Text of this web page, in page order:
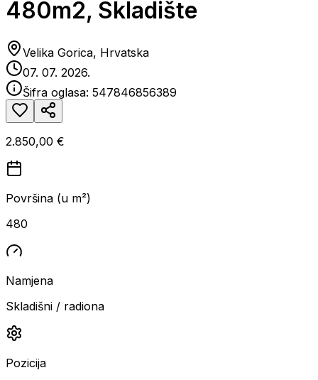
480m2, Skladište
Velika Gorica, Hrvatska
07. 07. 2026.
Šifra oglasa: 547846856389
2.850,00 €
Površina (u m²)
480
Namjena
Skladišni / radiona
Pozicija